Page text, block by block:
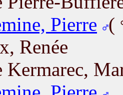
Pierre (
Renée
Kermarec,